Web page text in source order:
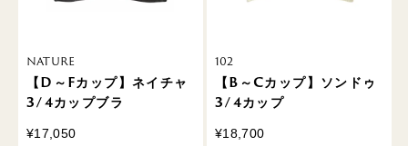
NATURE
【D～Fカップ】ネイチャ
3/4カップブラ
¥17,050
102
【B～Cカップ】ソンドゥ
3/4カップ
¥18,700